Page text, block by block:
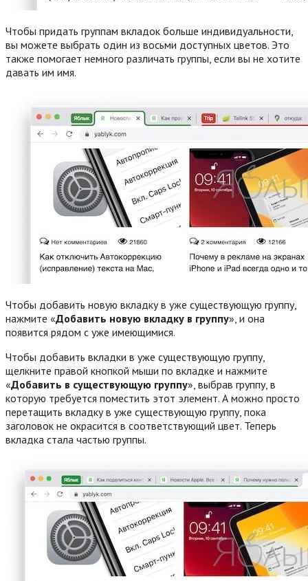
Чтобы придать группам вкладок больше индивидуальности,
вы можете выбрать один из восьми доступных цветов. Это
также помогает немного различать группы, если вы не хотите
давать им имя.
Чтобы добавить новую вкладку в уже существующую группу,
нажмите «Добавить новую вкладку в группу», и она
появится рядом с уже имеющимися.
Чтобы добавить вкладки в уже существующую группу,
щелкните правой кнопкой мыши по вкладке и нажмите
«Добавить в существующую группу», выбрав группу, в
которую требуется поместить этот элемент. А можно просто
перетащить вкладку в уже существующую группу, пока
заголовок не окрасится в соответствующий цвет. Теперь
вкладка стала частью группы.